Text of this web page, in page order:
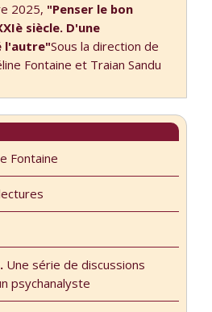
2025, "Penser le bon
siècle. D'une
l'autre"Sous la direction de
Fontaine et Traian Sandu
Fontaine
Une série de discussions
psychanalyste